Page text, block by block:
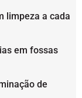
limpeza a cada
em fossas
de